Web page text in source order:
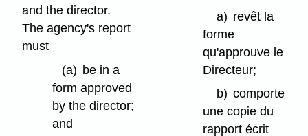
and the director.
The agency's report
must
(a) be in a
form approved
by the director;
and
a) revêt la
forme
qu'approuve le
Directeur;
b) comporte
une copie du
rapport écrit